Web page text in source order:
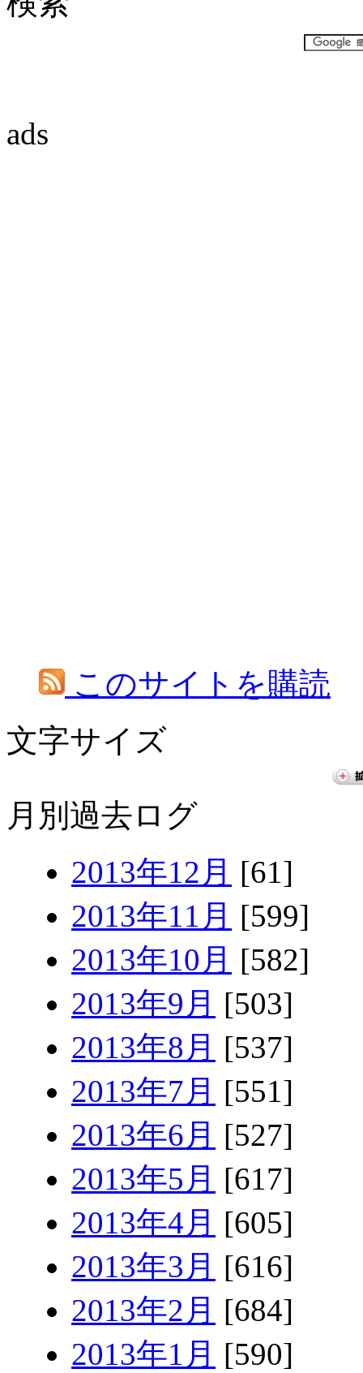
ads
このサイトを購読
文字サイズ
月別過去ログ
2013年12月 [61]
2013年11月 [599]
2013年10月 [582]
2013年9月 [503]
2013年8月 [537]
2013年7月 [551]
2013年6月 [527]
2013年5月 [617]
2013年4月 [605]
2013年3月 [616]
2013年2月 [684]
2013年1月 [590]